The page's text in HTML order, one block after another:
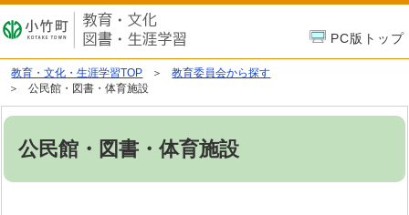
PC版トップ
教育・文化・生涯学習TOP
教育委員会から探す
公民館・図書・体育施設
公民館・図書・体育施設